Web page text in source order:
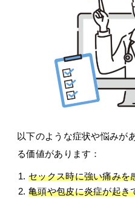
以下のような症状や悩みが
る価値があります：
セックス時に強い痛みを
亀頭や包皮に炎症が起き